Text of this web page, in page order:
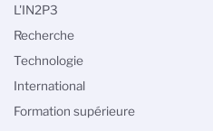
L'IN2P3
Recherche
Technologie
International
Formation supérieure
Gestion des cookies